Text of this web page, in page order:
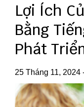
Lợi Ích
Bằng
Phát
25 Tháng 11, 2024